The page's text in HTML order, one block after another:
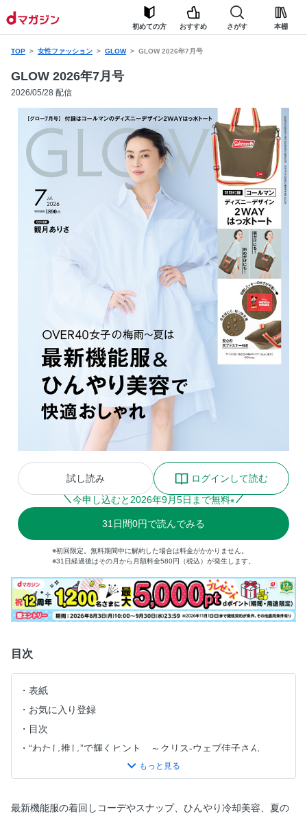
初めての方 おすすめ さがす 本棚
TOP 女性ファッション GLOW GLOW 2026年7月号
GLOW 2026年7月号
2026/05/28 配信
試し読み
ログインして読む
今申し込むと 2026年9月5日まで無料※
31 日間0円で読んでみる
※初回限定。無料期間中に解約した場合は料金がかかりません。
※31日経過後はその月から月額料金580円（税込）が発生します。
目次
表紙
お気に入り登録
目次
“わたし推し”で輝くヒント ～クリス-ウェブ佳子さん
観月ありさ それもこれもALISA！
神崎恵の酸いも甘いもオンナの醍醐味
最新機能服の着回しコーデやスナップ、ひんやり冷却美容、夏の